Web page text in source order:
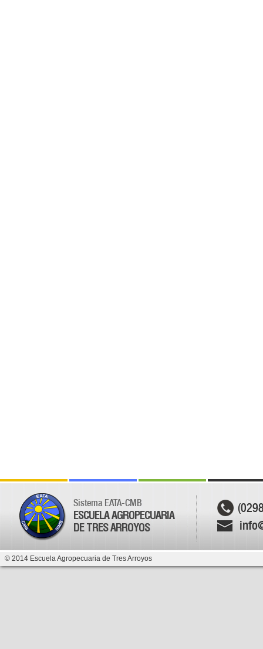
Sistema EATA-CMB
ESCUELA AGROPECUARIA
DE TRES ARROYOS
© 2014 Escuela Agropecuaria de Tres Arroyos